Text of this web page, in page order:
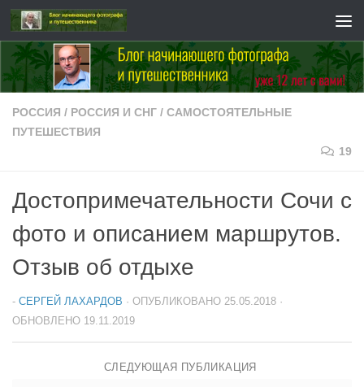
Перейти к содержимому
РОССИЯ / РОССИЯ И СНГ / САМОСТОЯТЕЛЬНЫЕ
ПУТЕШЕСТВИЯ
19
Достопримечательности Сочи с
фото и описанием маршрутов.
Отзыв об отдыхе
- СЕРГЕЙ ЛАХАРДОВ · ОПУБЛИКОВАНО 25.05.2018 ·
ОБНОВЛЕНО 19.11.2019
СЛЕДУЮЩАЯ ПУБЛИКАЦИЯ